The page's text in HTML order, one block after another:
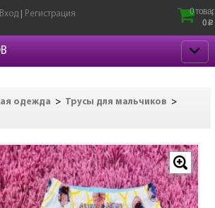
Вход Регистрация
0
0 p
одежда > Трусы для мальчиков
>